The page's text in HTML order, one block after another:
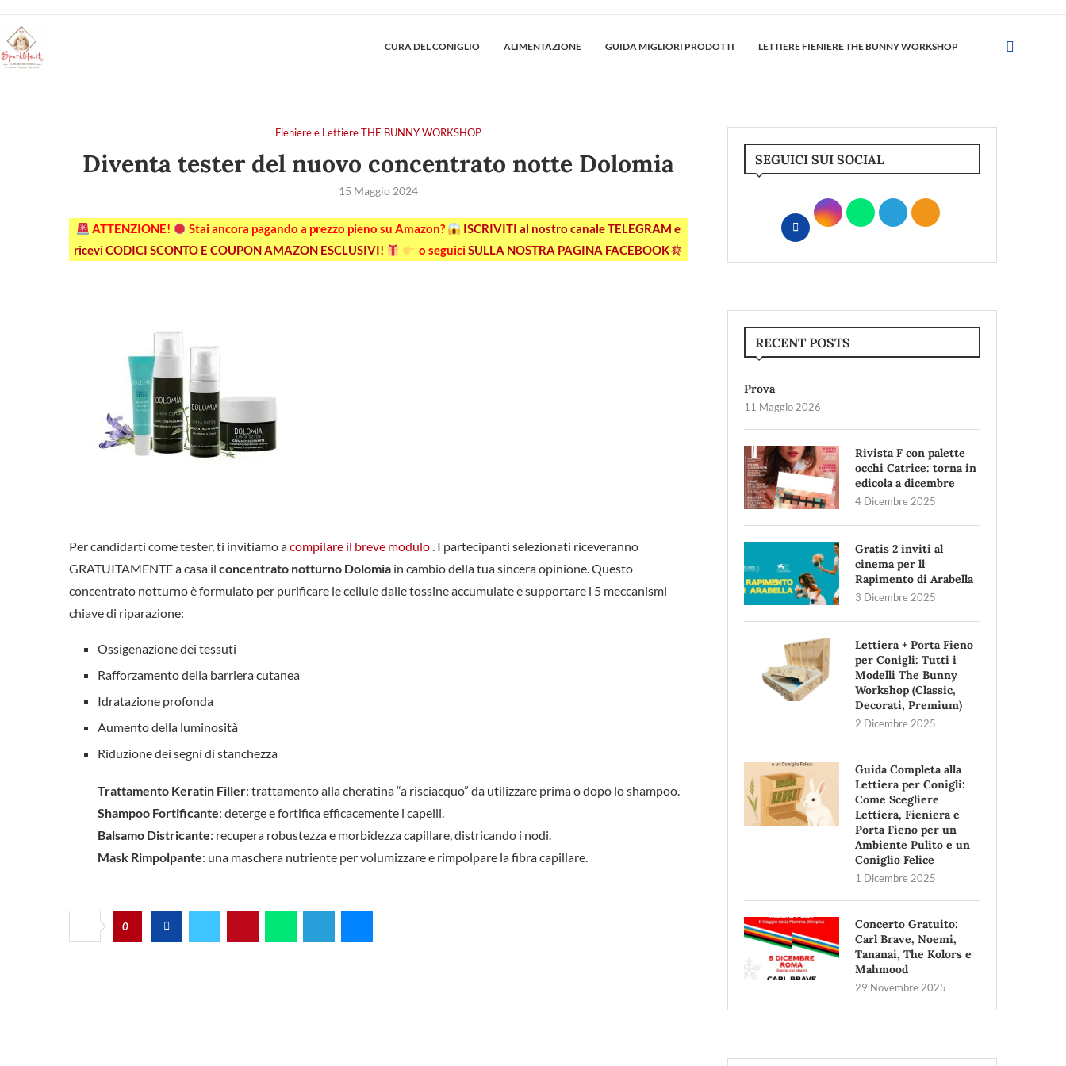
CURA DEL CONIGLIO ALIMENTAZIONE GUIDA MIGLIORI PRODOTTI LETTIERE FIENIERE THE BUNNY WORKSHOP
Fieniere e Lettiere THE BUNNY WORKSHOP
Diventa tester del nuovo concentrato notte Dolomia
15 Maggio 2024
ATTENZIONE! Stai ancora pagando a prezzo pieno su Amazon?
ISCRIVITI al nostro canale TELEGRAM e
ricevi CODICI SCONTO E COUPON AMAZON ESCLUSIVI!
o seguiciSULLA NOSTRA PAGINA FACEBOOK
Per candidarti come tester, ti invitiamo acompilare il breve modulo. I partecipanti selezionati riceveranno
GRATUITAMENTE a casa il concentrato notturno Dolomia in cambio della tua sincera opinione. Questo
concentrato notturno è formulato per purificare le cellule dalle tossine accumulate e supportare i 5 meccanismi
chiave di riparazione:
Ossigenazione dei tessuti
Rafforzamento della barriera cutanea
Idratazione profonda
Aumento della luminosità
Riduzione dei segni di stanchezza
Trattamento Keratin Filler: trattamento alla cheratina “a risciacquo” da utilizzare prima o dopo lo shampoo.
Shampoo Fortificante: deterge e fortifica efficacemente i capelli.
Balsamo Districante: recupera robustezza e morbidezza capillare, districando i nodi.
Mask Rimpolpante: una maschera nutriente per volumizzare e rimpolpare la fibra capillare.
0
SEGUICI SUI SOCIAL
RECENT POSTS
Prova
11 Maggio 2026
Rivista F con palette
occhi Catrice: torna in
edicola a dicembre
4 Dicembre 2025
Gratis 2 inviti al
cinema per ll
Rapimento di Arabella
3 Dicembre 2025
Lettiera + Porta Fieno
per Conigli: Tutti i
Modelli The Bunny
Workshop (Classic,
Decorati, Premium)
2 Dicembre 2025
Guida Completa alla
Lettiera per Conigli:
Come Scegliere
Lettiera, Fieniera e
Porta Fieno per un
Ambiente Pulito e un
Coniglio Felice
1 Dicembre 2025
Concerto Gratuito:
Carl Brave, Noemi,
Tananai, The Kolors e
Mahmood
29 Novembre 2025